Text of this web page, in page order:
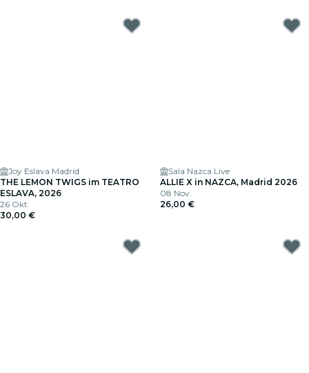
Joy Eslava Madrid
THE LEMON TWIGS im TEATRO
ESLAVA, 2026
26 Okt.
30,00 €
Sala Nazca Live
ALLIE X in NAZCA, Madrid 2026
08 Nov.
26,00 €